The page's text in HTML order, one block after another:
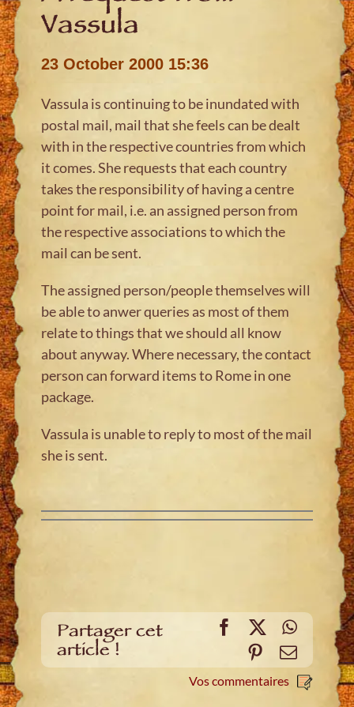
Vassula
23 October 2000 15:36
Vassula is continuing to be inundated with
postal mail, mail that she feels can be dealt
with in the respective countries from which
it comes. She requests that each country
takes the responsibility of having a centre
point for mail, i.e. an assigned person from
the respective associations to which the
mail can be sent.
The assigned person/people themselves will
be able to anwer queries as most of them
relate to things that we should all know
about anyway. Where necessary, the contact
person can forward items to Rome in one
package.
Vassula is unable to reply to most of the mail
she is sent.
Partager cet
article !
Facebook
X
Pinterest
E-
mail
Vos commentaires